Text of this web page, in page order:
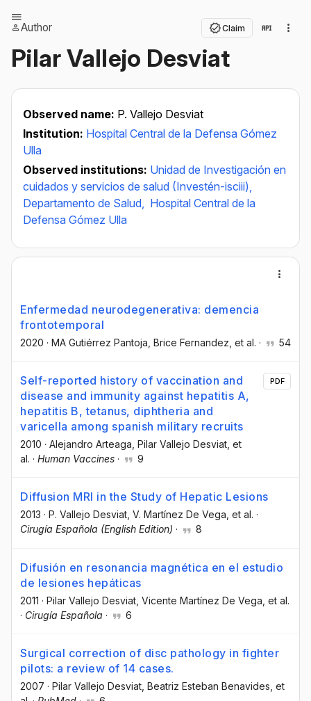
Author Claim
Pilar Vallejo Desviat
Observed name: P. Vallejo Desviat
Institution: Hospital Central de la Defensa Gómez
Ulla
Observed institutions: Unidad de Investigación en
cuidados y servicios de salud (Investén-isciii),
Departamento de Salud, Hospital Central de la
Defensa Gómez Ulla
Enfermedad neurodegenerativa: demencia
frontotemporal
2020 · MA Gutiérrez Pantoja , Brice Fernandez , et al. · 54
Self-reported history of vaccination and
disease and immunity against hepatitis A,
hepatitis B, tetanus, diphtheria and
varicella among spanish military recruits
2010 · Alejandro Arteaga , Pilar Vallejo Desviat , et
al. · Human Vaccines · 9
PDF
Diffusion MRI in the Study of Hepatic Lesions
2013 · P. Vallejo Desviat , V. Martínez De Vega , et al. ·
Cirugía Española (English Edition) · 8
Difusión en resonancia magnética en el estudio
de lesiones hepáticas
2011 · Pilar Vallejo Desviat , Vicente Martínez De Vega , et al.
· Cirugía Española · 6
Surgical correction of disc pathology in fighter
pilots: a review of 14 cases.
2007 · Pilar Vallejo Desviat , Beatriz Esteban Benavides , et